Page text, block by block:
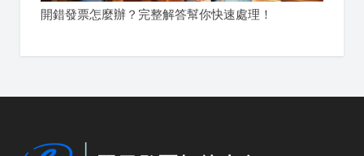
開錯發票怎麼辦？完整解答幫你快速處理！